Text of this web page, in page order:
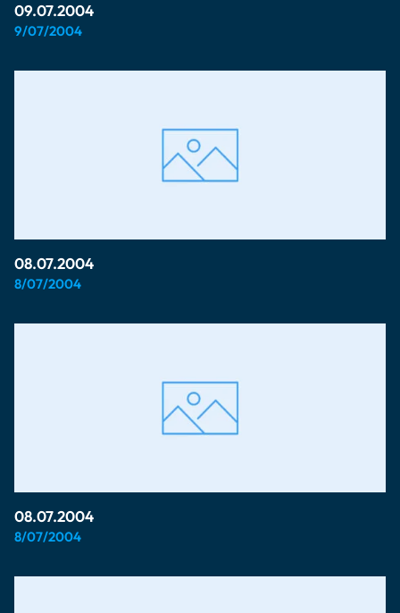
09.07.2004
9/07/2004
08.07.2004
8/07/2004
08.07.2004
8/07/2004